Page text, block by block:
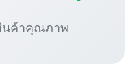
นค้าคุณภาพ